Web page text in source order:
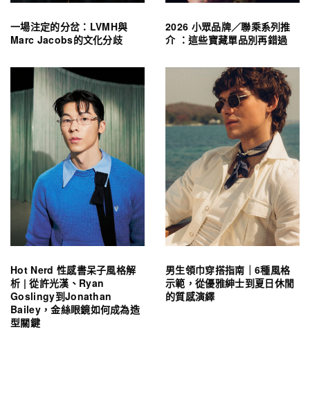
一場注定的分岔：LVMH與
Marc Jacobs的文化分歧
2026 小眾品牌／聯乘系列推
介 ：這些寶藏單品別再錯過
Hot Nerd 性感書呆子風格解
析 | 從許光漢、Ryan
Goslingy到Jonathan
Bailey，金絲眼鏡如何成為造
型關鍵
男生領巾穿搭指南｜6種風格
示範，從優雅紳士到夏日休閒
的質感演繹